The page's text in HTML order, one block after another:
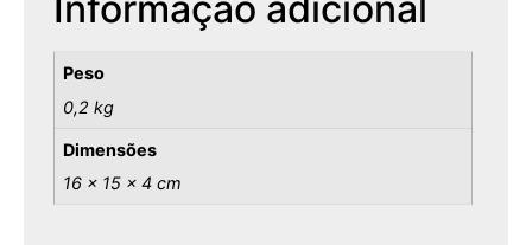
Peso
0,2 kg
Dimensões
16 × 15 × 4 cm